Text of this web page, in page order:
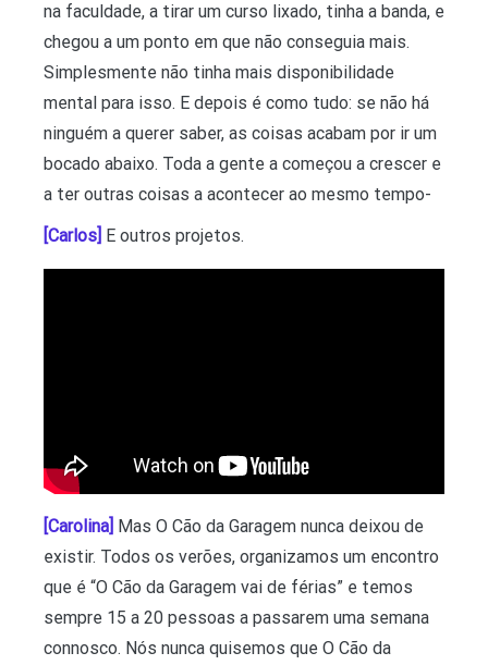
na faculdade, a tirar um curso lixado, tinha a banda, e
chegou a um ponto em que não conseguia mais.
Simplesmente não tinha mais disponibilidade
mental para isso. E depois é como tudo: se não há
ninguém a querer saber, as coisas acabam por ir um
bocado abaixo. Toda a gente a começou a crescer e
a ter outras coisas a acontecer ao mesmo tempo-
[Carlos] E outros projetos.
[Carolina] Mas O Cão da Garagem nunca deixou de
existir. Todos os verões, organizamos um encontro
que é “O Cão da Garagem vai de férias” e temos
sempre 15 a 20 pessoas a passarem uma semana
connosco. Nós nunca quisemos que O Cão da